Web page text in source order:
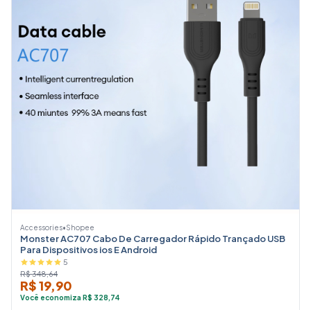
Accessories•Shopee
Monster AC707 Cabo De Carregador Rápido Trançado USB
Para Dispositivos ios E Android
5
R$ 348,64
R$ 19,90
Você economiza R$ 328,74